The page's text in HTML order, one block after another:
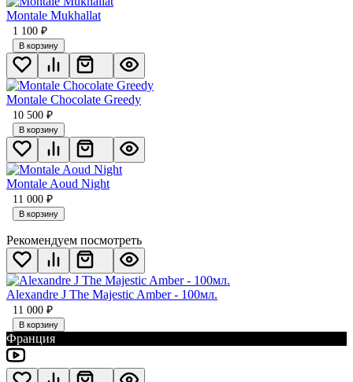
Montale Mukhallat
1 100 ₽
В корзину
Montale Chocolate Greedy
10 500 ₽
В корзину
Montale Aoud Night
11 000 ₽
В корзину
Рекомендуем посмотреть
Alexandre J The Majestic Amber - 100мл.
11 000 ₽
В корзину
Франция